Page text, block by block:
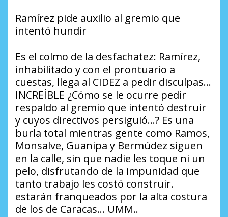
Ramírez pide auxilio al gremio que
intentó hundir
​Es el colmo de la desfachatez: Ramírez,
inhabilitado y con el prontuario a
cuestas, llega al CIDEZ a pedir disculpas…
INCREÍBLE ¿Cómo se le ocurre pedir
respaldo al gremio que intentó destruir
y cuyos directivos persiguió…? Es una
burla total mientras gente como Ramos,
Monsalve, Guanipa y Bermúdez siguen
en la calle, sin que nadie les toque ni un
pelo, disfrutando de la impunidad que
tanto trabajo les costó construir.
estarán franqueados por la alta costura
de los de Caracas… UMM..